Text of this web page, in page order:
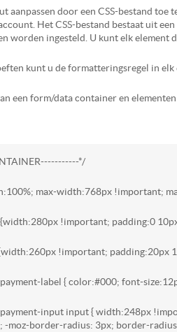
aanpassen door een CSS-bestand toe
Het CSS-bestand bestaat uit
worden ingesteld. U kunt elk
kunt u de formatteringsregel in
een form/data container en
*/
max-width:768px !important;
!important; padding:0
!important;
label { color:#000; font-
input input { width:248px
moz-border-radius: 3px; border-